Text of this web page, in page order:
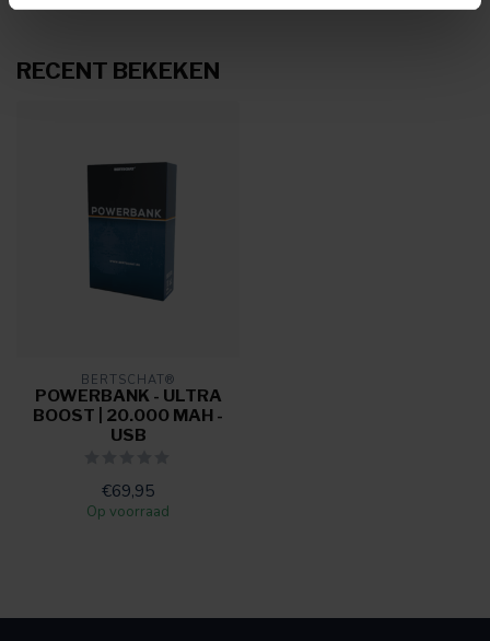
RECENT BEKEKEN
BERTSCHAT®
POWERBANK - ULTRA
BOOST | 20.000 MAH -
USB
€69,95
Op voorraad